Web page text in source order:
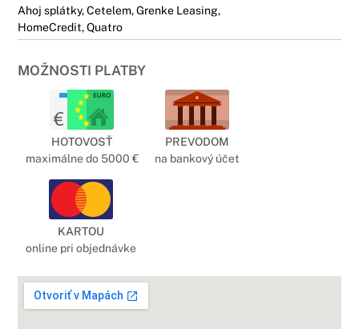
Ahoj splátky, Cetelem, Grenke Leasing,
HomeCredit, Quatro
MOŽNOSTI PLATBY
HOTOVOSŤ
maximálne do 5000 €
PREVODOM
na bankový účet
KARTOU
online pri objednávke